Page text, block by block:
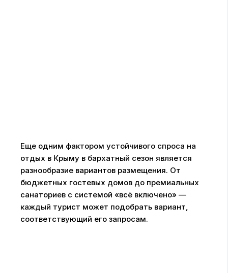
Еще одним фактором устойчивого спроса на
отдых в Крыму в бархатный сезон является
разнообразие вариантов размещения. От
бюджетных гостевых домов до премиальных
санаториев с системой «всё включено» —
каждый турист может подобрать вариант,
соответствующий его запросам.